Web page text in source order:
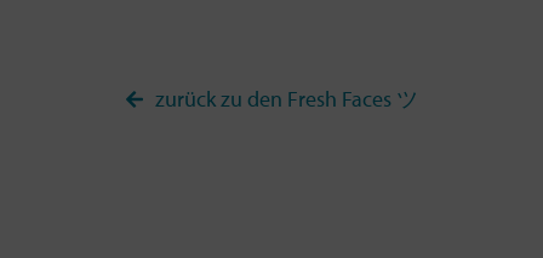
zurück zu den Fresh Faces ツ